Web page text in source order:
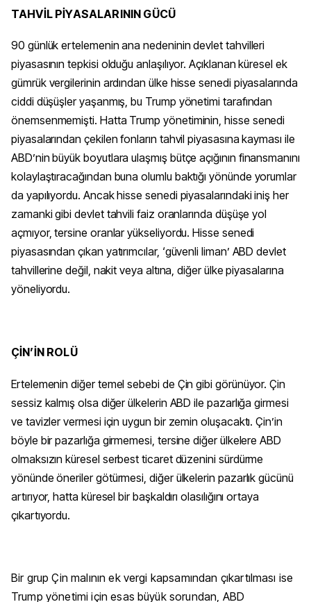
TAHVİL PİYASALARININ GÜCÜ
90 günlük ertelemenin ana nedeninin devlet tahvilleri
piyasasının tepkisi olduğu anlaşılıyor. Açıklanan küresel ek
gümrük vergilerinin ardından ülke hisse senedi piyasalarında
ciddi düşüşler yaşanmış, bu Trump yönetimi tarafından
önemsenmemişti. Hatta Trump yönetiminin, hisse senedi
piyasalarından çekilen fonların tahvil piyasasına kayması ile
ABD’nin büyük boyutlara ulaşmış bütçe açığının finansmanını
kolaylaştıracağından buna olumlu baktığı yönünde yorumlar
da yapılıyordu. Ancak hisse senedi piyasalarındaki iniş her
zamanki gibi devlet tahvili faiz oranlarında düşüşe yol
açmıyor, tersine oranlar yükseliyordu. Hisse senedi
piyasasından çıkan yatırımcılar, ‘güvenli liman’ ABD devlet
tahvillerine değil, nakit veya altına, diğer ülke piyasalarına
yöneliyordu.
ÇİN’İN ROLÜ
Ertelemenin diğer temel sebebi de Çin gibi görünüyor. Çin
sessiz kalmış olsa diğer ülkelerin ABD ile pazarlığa girmesi
ve tavizler vermesi için uygun bir zemin oluşacaktı. Çin’in
böyle bir pazarlığa girmemesi, tersine diğer ülkelere ABD
olmaksızın küresel serbest ticaret düzenini sürdürme
yönünde öneriler götürmesi, diğer ülkelerin pazarlık gücünü
artırıyor, hatta küresel bir başkaldırı olasılığını ortaya
çıkartıyordu.
Bir grup Çin malının ek vergi kapsamından çıkartılması ise
Trump yönetimi için esas büyük sorundan, ABD